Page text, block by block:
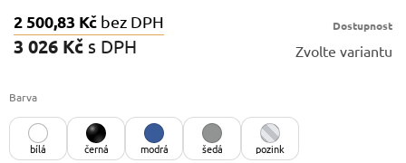
2 500,83 Kč bez DPH
3 026 Kč s DPH
Dostupnost
Zvolte variantu
Barva
bílá černá modrá šedá
pozink